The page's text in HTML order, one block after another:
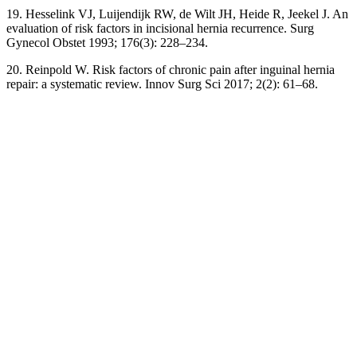
19. Hesselink VJ, Luijendijk RW, de Wilt JH, Heide R, Jeekel J. An
evaluation of risk factors in incisional hernia recurrence. Surg
Gynecol Obstet 1993; 176(3): 228–234.
20. Reinpold W. Risk factors of chronic pain after inguinal hernia
repair: a systematic review. Innov Surg Sci 2017; 2(2): 61–68.